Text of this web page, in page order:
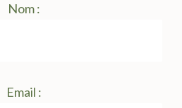
Nom :
Email :